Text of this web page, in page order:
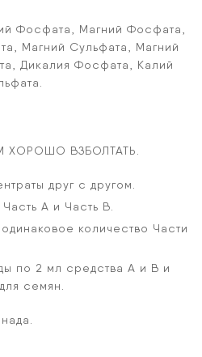
Фосфата, Магний Фосфата,
Магний Сульфата, Магний
Дикалия Фосфата, Калий
ХОРОШО ВЗБОЛТАТЬ.
друг с другом.
А и Часть В.
количество Части
по 2 мл средства А и В и
семян.